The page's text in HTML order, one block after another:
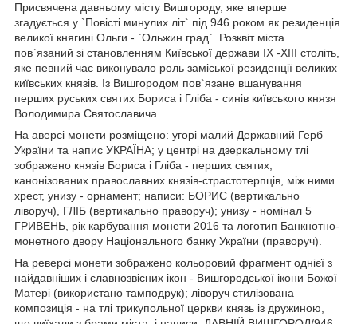
Присвячена давньому місту Вишгороду, яке вперше
згадується у `Повісті минулих літ` під 946 роком як резиденція
великої княгині Ольги - `Ольжин град`. Розквіт міста
пов`язаний зі становленням Київської держави ІХ -ХІІІ століть,
яке певний час виконувало роль заміської резиденції великих
київських князів. Із Вишгородом пов`язане вшанування
перших руських святих Бориса і Гліба - синів київського князя
Володимира Святославича.
На аверсі монети розміщено: угорі малий Державний Герб
України та напис УКРАЇНА; у центрі на дзеркальному тлі
зображено князів Бориса і Гліба - перших святих,
канонізованих православних князів-страстотерпців, між ними
хрест, унизу - орнамент; написи: БОРИС (вертикально
ліворуч), ГЛІБ (вертикально праворуч); унизу - номінал 5
ГРИВЕНЬ, рік карбування монети 2016 та логотип Банкнотно-
монетного двору Національного банку України (праворуч).
На реверсі монети зображено кольоровий фрагмент однієї з
найдавніших і славнозвісних ікон - Вишгородської ікони Божої
Матері (використано тамподрук); ліворуч стилізована
композиція - на тлі трикупольної церкви князь із дружиною,